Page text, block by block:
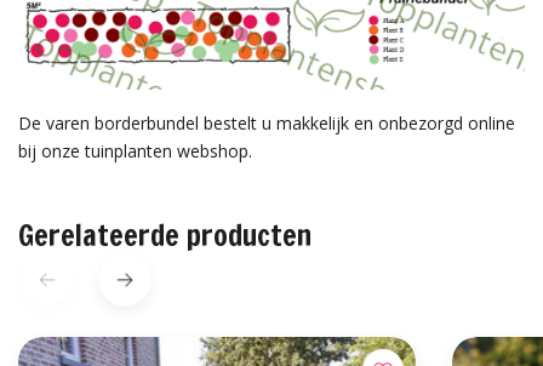
De varen borderbundel bestelt u makkelijk en onbezorgd online
bij onze tuinplanten webshop.
Gerelateerde producten